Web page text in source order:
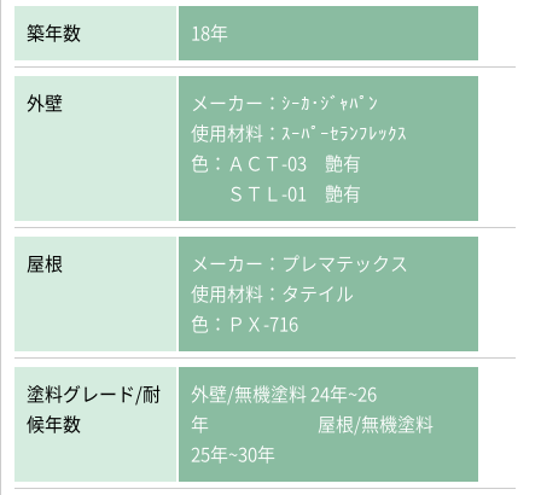
築年数 18年
外壁
メーカー：ｼｰｶ･ｼﾞｬﾊﾟﾝ
使用材料：ｽｰﾊﾟｰｾﾗﾝﾌﾚｯｸｽ
色：ＡＣＴ-03 艶有
ＳＴＬ-01 艶有
屋根
メーカー：プレマテックス
使用材料：タテイル
色：ＰＸ-716
塗料グレード/耐
候年数
外壁/無機塗料 24年~26
年 屋根/無機塗料
25年~30年